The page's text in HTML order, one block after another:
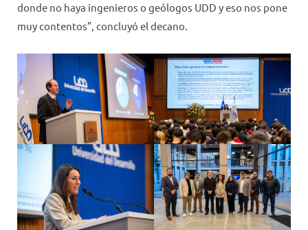
donde no haya ingenieros o geólogos UDD y eso nos pone
muy contentos”, concluyó el decano.